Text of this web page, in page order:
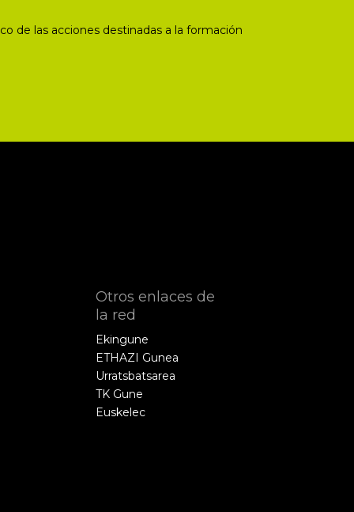
de las acciones destinadas a la formación
Otros enlaces de
la red
Ekingune
ETHAZI Gunea
Urratsbatsarea
TK Gune
Euskelec